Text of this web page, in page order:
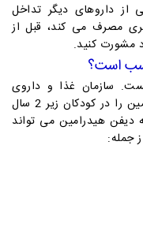
از داروهای دیگر تداخل
مصرف می کند، قبل از
مشورت کنید.
است؟
سازمان غذا و داروی
ایالات متحده (FDA) مصرف دیفن هیدرامین را در کودکان زیر 2 سال
هیدرامین می تواند
جمله: